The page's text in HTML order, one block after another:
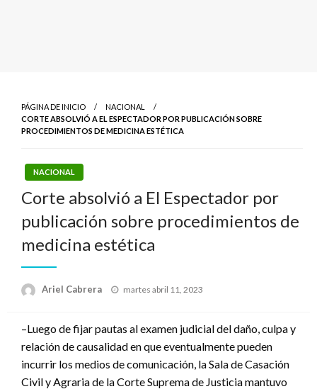
PÁGINA DE INICIO
NACIONAL
CORTE ABSOLVIÓ A EL ESPECTADOR POR PUBLICACIÓN SOBRE
PROCEDIMIENTOS DE MEDICINA ESTÉTICA
NACIONAL
Corte absolvió a El Espectador por
publicación sobre procedimientos de
medicina estética
Ariel Cabrera
Publicado
martes abril 11, 2023
–Luego de fijar pautas al examen judicial del daño, culpa y
relación de causalidad en que eventualmente pueden
incurrir los medios de comunicación, la Sala de Casación
Civil y Agraria de la Corte Suprema de Justicia mantuvo